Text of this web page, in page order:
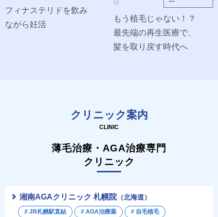
フィナステリドを飲み
ながら妊活
日 ー
もう植毛じゃない！？
最先端の再生医療で、
髪を取り戻す時代へ
クリニック案内
CLINIC
薄毛治療・AGA治療専門
クリニック
湘南AGAクリニック 札幌院（北海道）
# JR札幌駅直結 # AGA治療薬 # 自毛植毛